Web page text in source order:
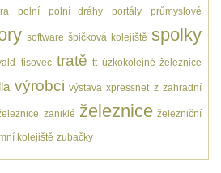
polní polní dráhy portály průmyslové
software špičková kolejiště spolky
tisovec tratě tt úzkokolejné železnice
výrobci výstava xpressnet z zahradní
zaniklé železnice železniční
kolejiště zubačky